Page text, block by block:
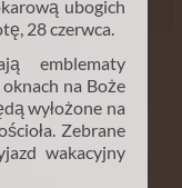
ubogich
28 czerwca.
emblematy
na Boże
wyłożone na
Zebrane
wakacyjny